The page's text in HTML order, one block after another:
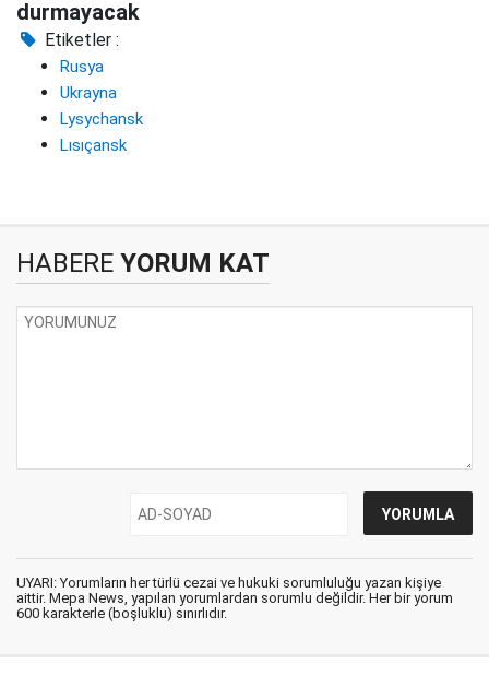
durmayacak
Etiketler :
Rusya
Ukrayna
Lysychansk
Lısıçansk
HABERE YORUM KAT
UYARI: Yorumların her türlü cezai ve hukuki sorumluluğu yazan kişiye
aittir. Mepa News, yapılan yorumlardan sorumlu değildir. Her bir yorum
600 karakterle (boşluklu) sınırlıdır.